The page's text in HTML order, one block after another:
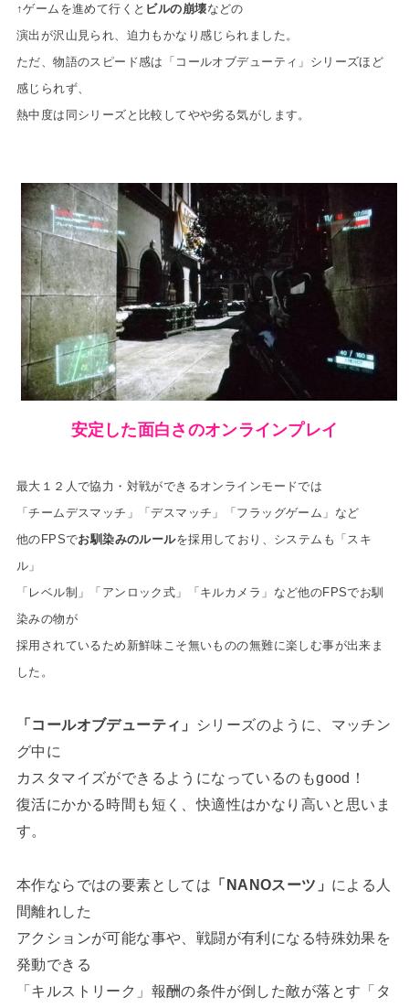
↑ゲームを進めて行くと ビルの崩壊などの
演出が沢山見られ、迫力もかなり感じられました。
ただ、物語のスピード感は「コールオブデューティ」シリーズほど
感じられず、
熱中度は同シリーズと比較してやや劣る気がします。
安定した面白さのオンラインプレイ
最大１２人で協力・対戦ができるオンラインモードでは
「チームデスマッチ」「デスマッチ」「フラッグゲーム」など
他のFPSでお馴染みのルールを採用しており、システムも「スキ
ル」
「レベル制」「アンロック式」「キルカメラ」など他のFPSでお馴
染みの物が
採用されているため新鮮味こそ無いものの無難に楽しむ事が出来ま
した。
「コールオブデューティ」
シリーズのように、マッチン
グ中に
カスタマイズができるようになっているのもgood！
復活にかかる時間も短く、快適性はかなり高いと思いま
す。
本作ならではの要素としては 「NANOスーツ」 による人
間離れした
アクションが可能な事や、戦闘が有利になる特殊効果を
発動できる
「キルストリーク」報酬の条件が倒した敵が落とす「タ